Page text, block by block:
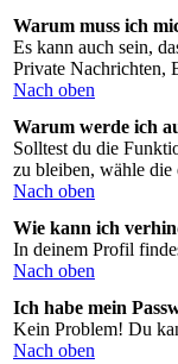
Warum muss ich
Es kann auch sein,
Private Nachrichten,
Nach oben
Warum werde ich
Solltest du die
zu bleiben, wähle
Nach oben
Wie kann ich
In deinem Profil
Nach oben
Ich habe mein
Kein Problem! Du
Nach oben